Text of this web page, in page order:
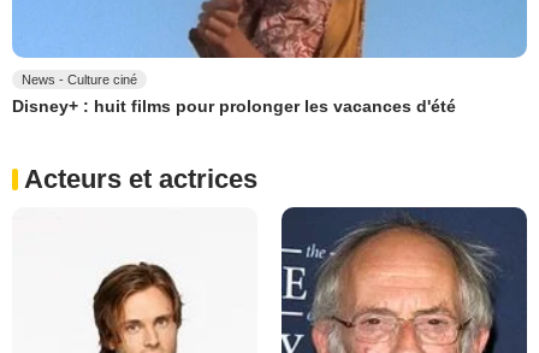
News - Culture ciné
Disney+ : huit films pour prolonger les vacances d'été
Acteurs et actrices